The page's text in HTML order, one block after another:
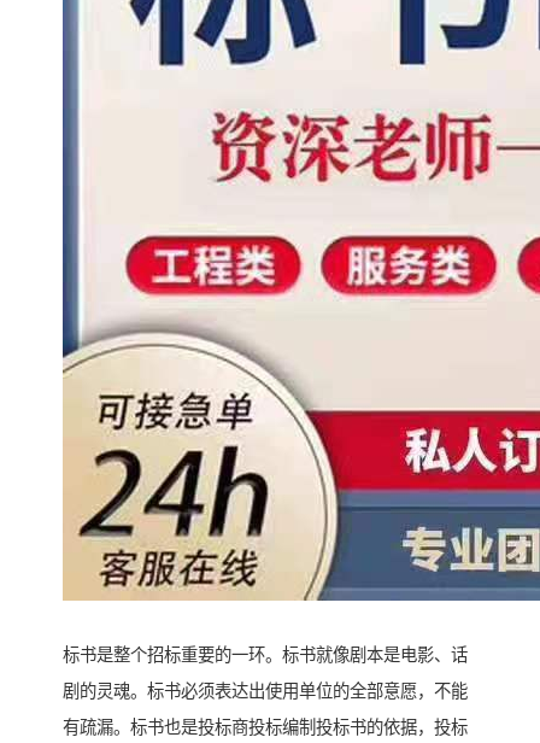
标书是整个招标重要的一环。标书就像剧本是电影、话
剧的灵魂。标书必须表达出使用单位的全部意愿，不能
有疏漏。标书也是投标商投标编制投标书的依据，投标